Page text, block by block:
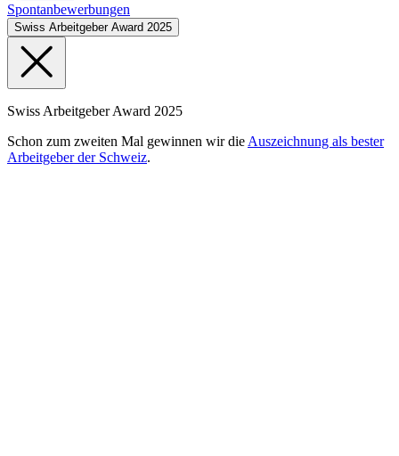
Spontanbewerbungen
Swiss Arbeitgeber Award 2025
Swiss Arbeitgeber Award 2025
Schon zum zweiten Mal gewinnen wir die Auszeichnung als bester
Arbeitgeber der Schweiz.